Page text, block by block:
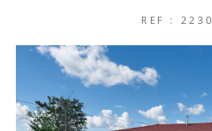
REF : 2230